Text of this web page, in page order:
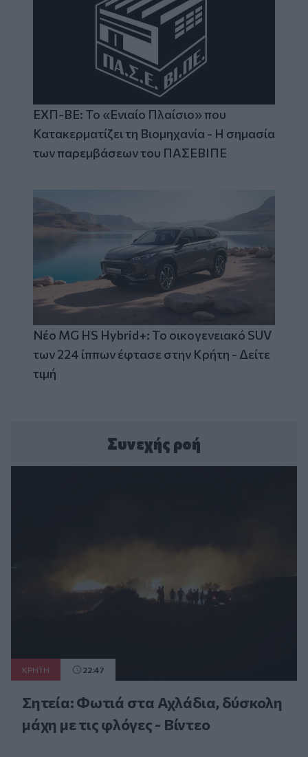
ΕΧΠ-ΒΕ: Το «Ενιαίο Πλαίσιο» που
Κατακερματίζει τη Βιομηχανία - Η σημασία
των παρεμβάσεων του ΠΑΣΕΒΙΠΕ
Νέο MG HS Hybrid+: Το οικογενειακό SUV
των 224 ίππων έφτασε στην Κρήτη - Δείτε
τιμή
Συνεχής ροή
ΚΡΗΤΗ 22:47
Σητεία: Φωτιά στα Αχλάδια, δύσκολη
μάχη με τις φλόγες - Βίντεο